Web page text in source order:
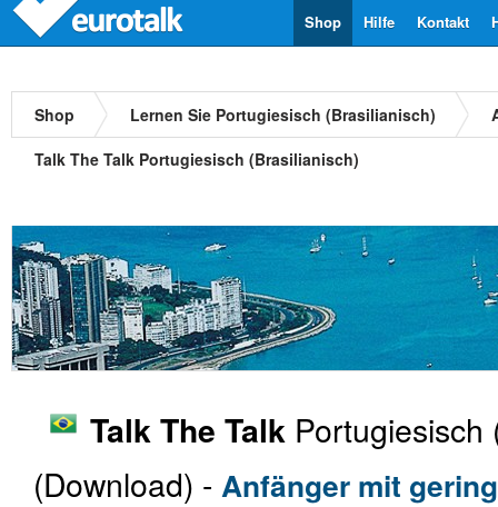
Kontakt
Hilfe
Shop
Shop Lernen Sie Portugiesisch (Brasilianisch)
Talk The Talk Portugiesisch (Brasilianisch)
Talk The Talk Portugiesisch
(Download) - Anfänger mit